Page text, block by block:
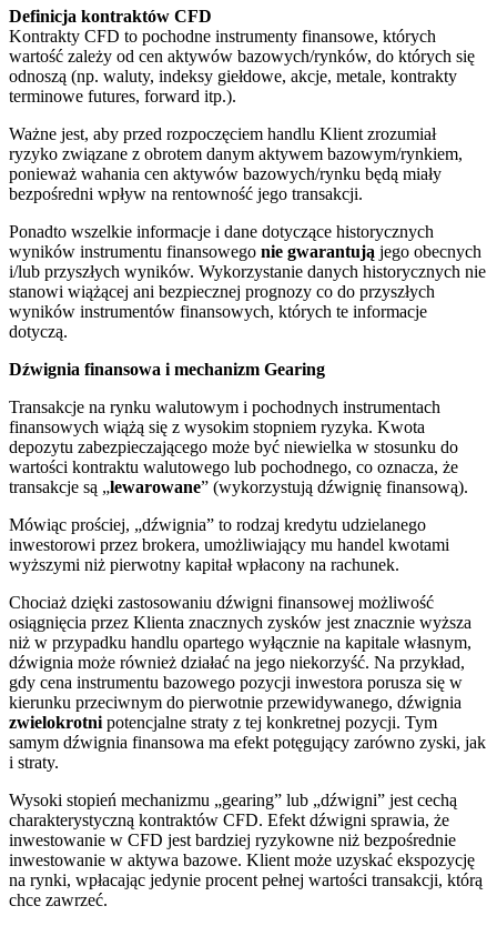
Definicja kontraktów CFD
Kontrakty CFD to pochodne instrumenty finansowe, których
wartość zależy od cen aktywów bazowych/rynków, do których się
odnoszą (np. waluty, indeksy giełdowe, akcje, metale, kontrakty
terminowe futures, forward itp.).
Ważne jest, aby przed rozpoczęciem handlu Klient zrozumiał
ryzyko związane z obrotem danym aktywem bazowym/rynkiem,
ponieważ wahania cen aktywów bazowych/rynku będą miały
bezpośredni wpływ na rentowność jego transakcji.
Ponadto wszelkie informacje i dane dotyczące historycznych
wyników instrumentu finansowego nie gwarantują jego obecnych
i/lub przyszłych wyników. Wykorzystanie danych historycznych nie
stanowi wiążącej ani bezpiecznej prognozy co do przyszłych
wyników instrumentów finansowych, których te informacje
dotyczą.
Dźwignia finansowa i mechanizm Gearing
Transakcje na rynku walutowym i pochodnych instrumentach
finansowych wiążą się z wysokim stopniem ryzyka. Kwota
depozytu zabezpieczającego może być niewielka w stosunku do
wartości kontraktu walutowego lub pochodnego, co oznacza, że
transakcje są „lewarowane” (wykorzystują dźwignię finansową).
Mówiąc prościej, „dźwignia” to rodzaj kredytu udzielanego
inwestorowi przez brokera, umożliwiający mu handel kwotami
wyższymi niż pierwotny kapitał wpłacony na rachunek.
Chociaż dzięki zastosowaniu dźwigni finansowej możliwość
osiągnięcia przez Klienta znacznych zysków jest znacznie wyższa
niż w przypadku handlu opartego wyłącznie na kapitale własnym,
dźwignia może również działać na jego niekorzyść. Na przykład,
gdy cena instrumentu bazowego pozycji inwestora porusza się w
kierunku przeciwnym do pierwotnie przewidywanego, dźwignia
zwielokrotni potencjalne straty z tej konkretnej pozycji. Tym
samym dźwignia finansowa ma efekt potęgujący zarówno zyski, jak
i straty.
Wysoki stopień mechanizmu „gearing” lub „dźwigni” jest cechą
charakterystyczną kontraktów CFD. Efekt dźwigni sprawia, że
inwestowanie w CFD jest bardziej ryzykowne niż bezpośrednie
inwestowanie w aktywa bazowe. Klient może uzyskać ekspozycję
na rynki, wpłacając jedynie procent pełnej wartości transakcji, którą
chce zawrzeć.